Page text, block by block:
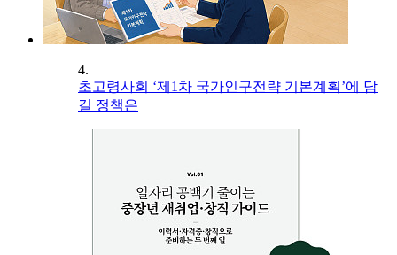
4.
초고령사회 ‘제1차 국가인구전략 기본계획’에 담
길 정책은